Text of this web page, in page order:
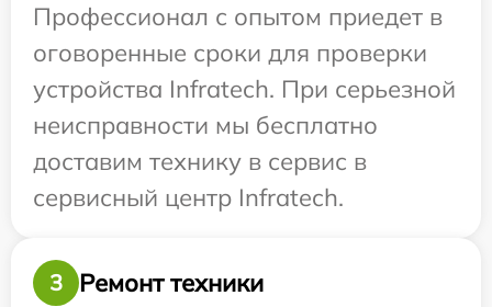
Профессионал с опытом приедет в
оговоренные сроки для проверки
устройства Infratech. При серьезной
неисправности мы бесплатно
доставим технику в сервис в
сервисный центр Infratech.
3
Ремонт техники